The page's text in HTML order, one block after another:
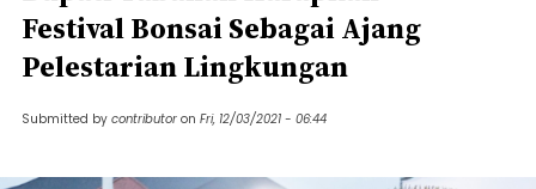
Festival Bonsai Sebagai Ajang
Pelestarian Lingkungan
Submitted by contributor on Fri, 12/03/2021 - 06:44